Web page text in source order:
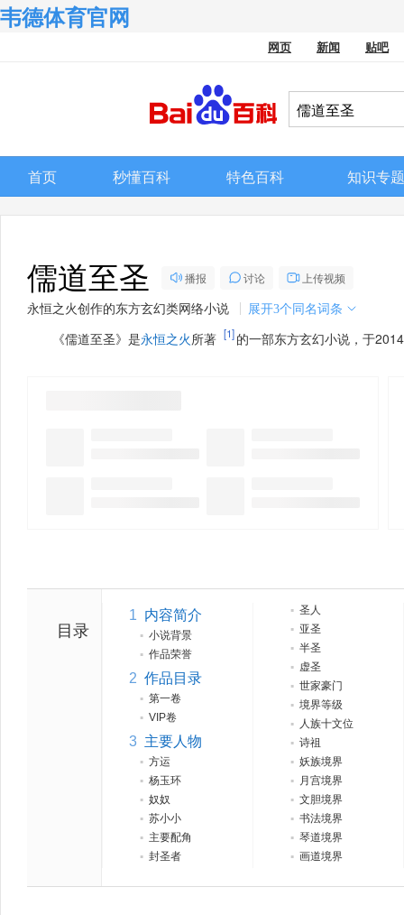
韦德体育官网
网页 新闻 贴吧
首页 秒懂百科 特色百科 知识专题
儒道至圣 播报 讨论 上传视频
永恒之火创作的东方玄幻类网络小说 展开3个同名词条
《儒道至圣》是永恒之火所著 [1]的一部东方玄幻小说，于
目录
1 内容简介
▪ 小说背景
▪ 作品荣誉
2 作品目录
▪ 第一卷
▪ VIP卷
3 主要人物
▪ 方运
▪ 杨玉环
▪ 奴奴
▪ 苏小小
▪ 主要配角
▪ 封圣者
▪ 圣人
▪ 亚圣
▪ 半圣
▪ 虚圣
▪ 世家豪门
▪ 境界等级
▪
人族十文位
▪ 诗祖
▪ 妖族境界
▪ 月宫境界
▪ 文胆境界
▪ 书法境界
▪ 琴道境界
▪ 画道境界